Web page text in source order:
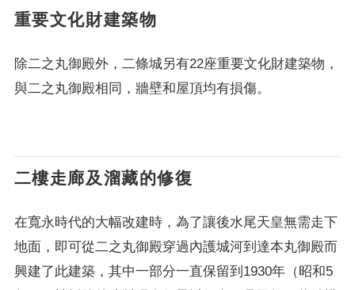
重要文化財建築物
除二之丸御殿外，二條城另有22座重要文化財建築物，
與二之丸御殿相同，牆壁和屋頂均有損傷。
二樓走廊及溜藏的修復
在寬永時代的大幅改建時，為了讓後水尾天皇無需走下
地面，即可從二之丸御殿穿過內護城河到達本丸御殿而
興建了此建築，其中一部分一直保留到1930年（昭和5